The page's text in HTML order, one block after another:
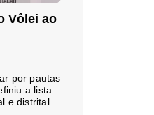
Vôlei ao
por pautas
a lista
e distrital